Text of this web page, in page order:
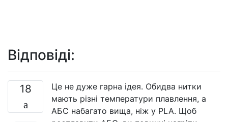
Відповіді:
18
Це не дуже гарна ідея. Обидва нитки
мають різні температури плавлення, а
АБС набагато вища, ніж у PLA. Щоб